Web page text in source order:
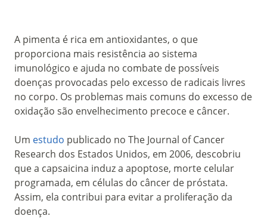
A pimenta é rica em antioxidantes, o que
proporciona mais resistência ao sistema
imunológico e ajuda no combate de possíveis
doenças provocadas pelo excesso de radicais livres
no corpo. Os problemas mais comuns do excesso de
oxidação são envelhecimento precoce e câncer.
Um estudo publicado no The Journal of Cancer
Research dos Estados Unidos, em 2006, descobriu
que a capsaicina induz a apoptose, morte celular
programada, em células do câncer de próstata.
Assim, ela contribui para evitar a proliferação da
doença.